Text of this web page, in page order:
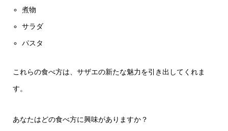
煮物
サラダ
パスタ
これらの食べ方は、サザエの新たな魅力を引き出してくれま
す。
あなたはどの食べ方に興味がありますか？